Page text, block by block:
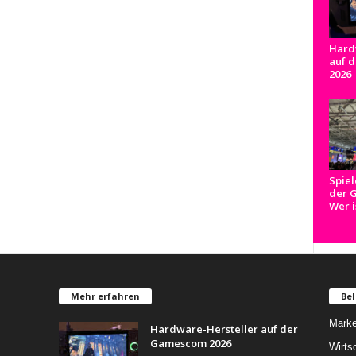
auf
2026
der
Wer
Mehr erfahren
Hardware-Hersteller auf der
Gamescom 2026